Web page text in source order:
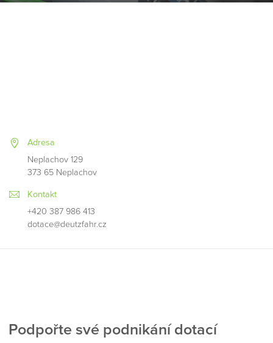
Adresa
Neplachov 129
373 65 Neplachov
Kontakt
+420 387 986 413
dotace@deutzfahr.cz
Podpořte své podnikání dotací